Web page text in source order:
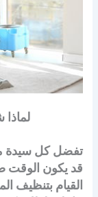
تفضل كل سيدة
قد يكون الوقت
القيام بتنظيف